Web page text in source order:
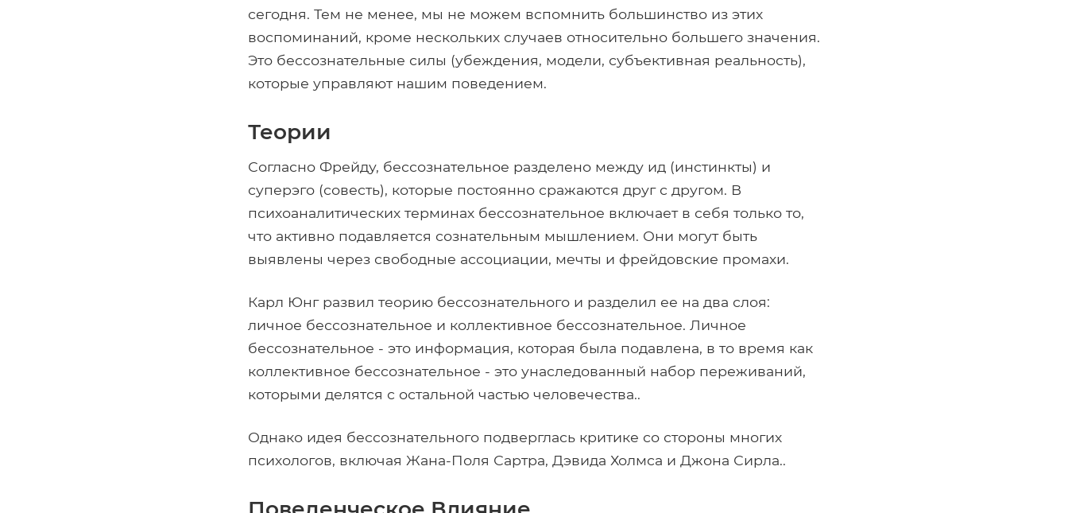
сегодня. Тем не менее, мы не можем вспомнить большинство из этих
воспоминаний, кроме нескольких случаев относительно большего значения.
Это бессознательные силы (убеждения, модели, субъективная реальность),
которые управляют нашим поведением.
Теории
Согласно Фрейду, бессознательное разделено между ид (инстинкты) и
суперэго (совесть), которые постоянно сражаются друг с другом. В
психоаналитических терминах бессознательное включает в себя только то,
что активно подавляется сознательным мышлением. Они могут быть
выявлены через свободные ассоциации, мечты и фрейдовские промахи.
Карл Юнг развил теорию бессознательного и разделил ее на два слоя:
личное бессознательное и коллективное бессознательное. Личное
бессознательное - это информация, которая была подавлена, в то время как
коллективное бессознательное - это унаследованный набор переживаний,
которыми делятся с остальной частью человечества..
Однако идея бессознательного подверглась критике со стороны многих
психологов, включая Жана-Поля Сартра, Дэвида Холмса и Джона Сирла..